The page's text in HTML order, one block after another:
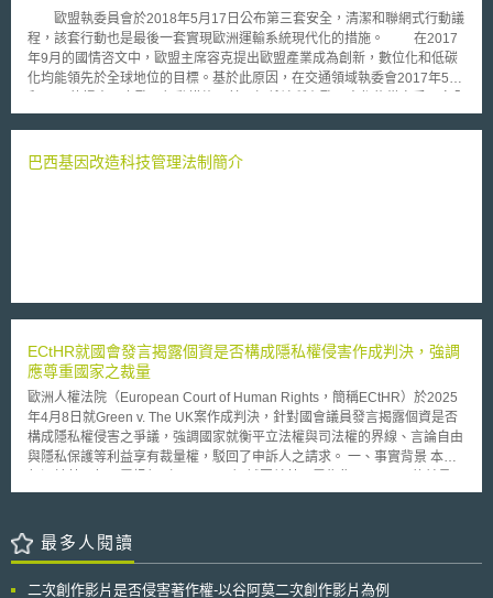
通訊技術與服務（Information and Communications Technology and
Services, ICTS）遠端存取和操縱UAS，提高美國敏感資訊暴露風險。本次
ANPRM是BIS依據2019年5月15日川普總統簽署之確保ICTS供應鏈安全的
第13873號行政命令所發布。 為確保UAS安全，BIS針對下列事項尋求公眾
作軟體；（6）任務規劃軟體；（7）智慧型電池電源系統；（8）本地和外
見，俾利後續發布法規。
歐盟執委員會於2018年5月17日公布第三套安全，清潔和聯網式行動議
程，該套行動也是最後一套實現歐洲運輸系統現代化的措施。 在2017
年9月的國情咨文中，歐盟主席容克提出歐盟產業成為創新，數位化和低碳
化均能領先於全球地位的目標。基於此原因，在交通領域執委會2017年5月
的交通，更少污染的車輛和更先進的技術解決方案，並同時加強歐盟產業業
策;重型車輛的二氧化碳標準; 歐洲發展和製造電池的戰略行動計畫以及關於
的交通工具目標前進，並尋求各成員國和歐洲議會能支持該雄心壯志。
歐盟內部市場，產業，創業和中小企業專員表示：90％的道路交通事故
係出於人為錯誤，目前提出新的強制性安全功能將減少事故的數量，並有利
車聯網及自駕車技術發展。 本次議程內容簡介如下 交通安全 從2001年
至今道路死亡人數減少已了一半以上，然2017年歐盟境內仍有25,300人交
通事故身亡，及13.5 萬人受重傷。因此，歐盟執委會建議新型車輛應配備
先進的安全功能，例如用於汽車的先進緊急煞車和車距保持輔助系統或卡車
對於周遭行人和用路人之檢測系統。此外，委員會將幫助成員國能在危險路
2020-2030年期間避免接近6萬人的嚴重受傷，從而為歐盟實現2050年接近
零死亡和重傷的長期目標做出貢獻。 交通能源清潔性 歐盟執委會將提出有
此外，2025年，新卡車的二氧化碳平均排放量必須比2019年低15％。2030
巴西基因改造科技管理法制簡介
ECtHR就國會發言揭露個資是否構成隱私權侵害作成判決，強調
應尊重國家之裁量
歐洲人權法院（European Court of Human Rights，簡稱ECtHR）於2025
年4月8日就Green v. The UK案作成判決，針對國會議員發言揭露個資是否
構成隱私權侵害之爭議，強調國家就衡平立法權與司法權的界線、言論自由
與隱私保護等利益享有裁量權，駁回了申訴人之請求。 一、事實背景 本案
針對其董事長Philip Green的職場性騷擾與霸凌指控進行報導。先前，
保密協定，員工除正當揭露（如向警察揭露犯罪）外不得洩露相關資訊。
Green於Telegraph於報導前徵求當事人評論時發現資訊遭洩露，隨即向法
最多人閱讀
二次創作影片是否侵害著作權-以谷阿莫二次創作影片為例